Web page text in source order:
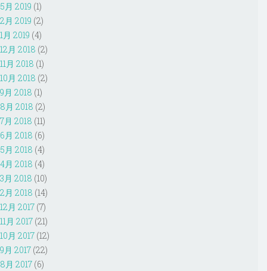
5月 2019 (1)
2月 2019 (2)
1月 2019 (4)
12月 2018 (2)
11月 2018 (1)
10月 2018 (2)
9月 2018 (1)
8月 2018 (2)
7月 2018 (11)
6月 2018 (6)
5月 2018 (4)
4月 2018 (4)
3月 2018 (10)
2月 2018 (14)
12月 2017 (7)
11月 2017 (21)
10月 2017 (12)
9月 2017 (22)
8月 2017 (6)